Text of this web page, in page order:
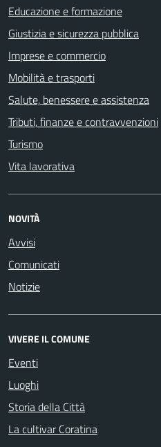
Educazione e formazione
Giustizia e sicurezza pubblica
Imprese e commercio
Mobilità e trasporti
Salute, benessere e assistenza
Tributi, finanze e contravvenzioni
Turismo
Vita lavorativa
NOVITÀ
Avvisi
Comunicati
Notizie
VIVERE IL COMUNE
Eventi
Luoghi
Storia della Città
La cultivar Coratina